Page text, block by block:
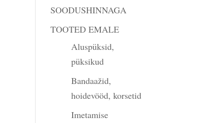
SOODUSHINNAGA
TOOTED EMALE
Aluspüksid,
püksikud
Bandaažid,
hoidevööd, korsetid
Imetamise